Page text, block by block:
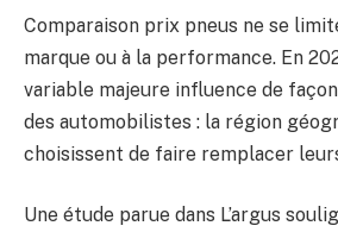
Comparaison prix pneus ne se
marque ou à la performance. En
variable majeure influence de
des automobilistes : la région
choisissent de faire remplacer
Une étude parue dans L’argus